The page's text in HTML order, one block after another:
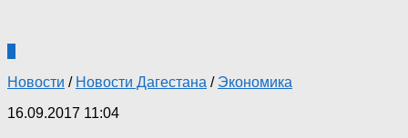
Новости / Новости Дагестана / Экономика
16.09.2017 11:04